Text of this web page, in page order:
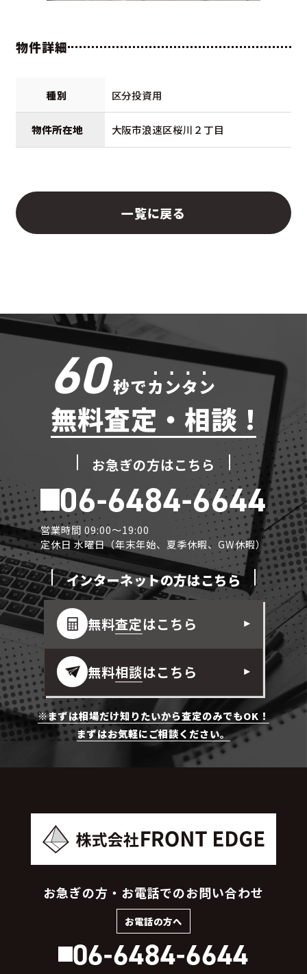
物件詳細
種別 区分投資用
物件所在地 大阪市浪速区桜川２丁目
一覧に戻る
60秒でカンタン
無料査定・相談 !
お急ぎの方はこちら
06-6484-6644
営業時間 09:00～19:00
定休日 水曜日（年末年始、夏季休暇、GW休暇）
インターネットの方はこちら
無料査定はこちら
無料相談はこちら
※まずは相場だけ知りたいから査定のみでもOK！
まずはお気軽にご相談ください。
お急ぎの方・お電話でのお問い合わせ
お電話の方へ
06-6484-6644